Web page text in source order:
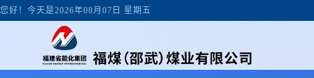
您好！今天是2026年08月07日 星期五